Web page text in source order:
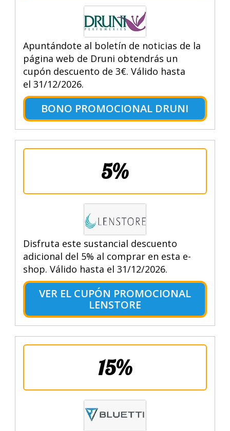
Apuntándote al boletín de noticias de la
página web de Druni obtendrás un
cupón descuento de 3€. Válido hasta
el 31/12/2026.
BONO PROMOCIONAL DRUNI
5%
Disfruta este sustancial descuento
adicional del 5% al comprar en esta e-
shop. Válido hasta el 31/12/2026.
VER EL CUPÓN PROMOCIONAL
LENSTORE
15%